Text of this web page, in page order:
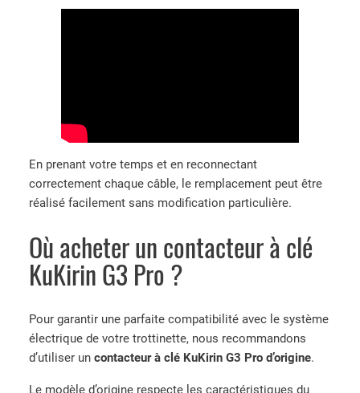
En prenant votre temps et en reconnectant
correctement chaque câble, le remplacement peut être
réalisé facilement sans modification particulière.
Où acheter un contacteur à clé
KuKirin G3 Pro ?
Pour garantir une parfaite compatibilité avec le système
électrique de votre trottinette, nous recommandons
d’utiliser un contacteur à clé KuKirin G3 Pro d’origine.
Le modèle d’origine respecte les caractéristiques du